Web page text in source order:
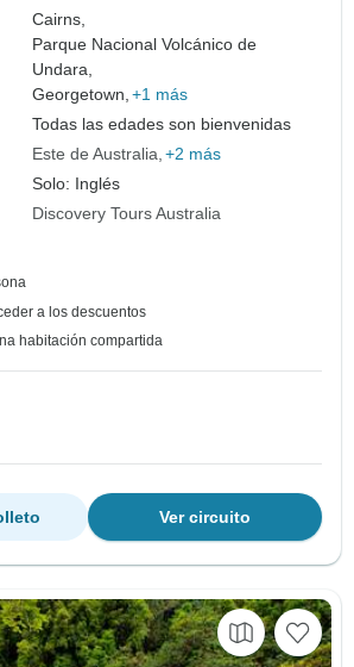
Cairns,
Parque Nacional Volcánico de
Undara,
Georgetown, +1 más
Todas las edades son bienvenidas
Este de Australia +2 más
Solo: Inglés
Discovery Tours Australia
a los descuentos
habitación compartida
Ver circuito